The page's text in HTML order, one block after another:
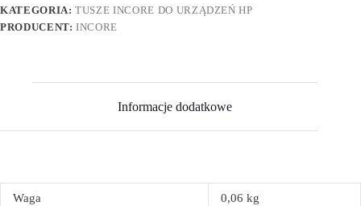
KATEGORIA:TUSZE INCORE DO URZĄDZEŃ HP
PRODUCENT:INCORE
Informacje dodatkowe
Waga 0,06 kg